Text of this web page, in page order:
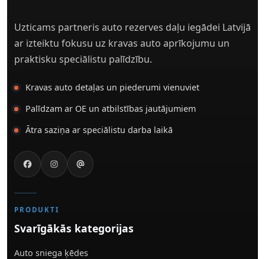
Uzticams partneris auto rezerves daļu iegādei Latvijā
ar izteiktu fokusu uz kravas auto aprīkojumu un
praktisku speciālistu palīdzību.
Kravas auto detaļas un piederumi vienuviet
Palīdzam ar OE un atbilstības jautājumiem
Ātra saziņa ar speciālistu darba laikā
PRODUKTI
Svarīgākās kategorijas
Auto sniega ķēdes